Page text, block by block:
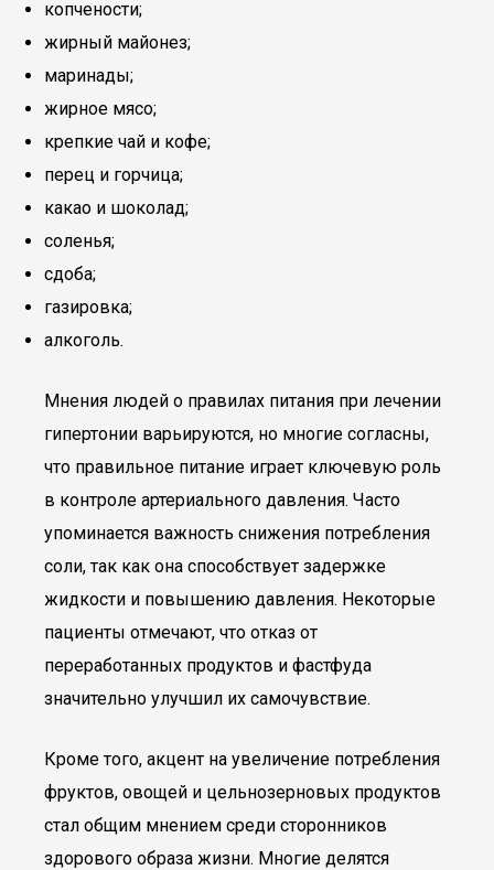
копчености;
жирный майонез;
маринады;
жирное мясо;
крепкие чай и кофе;
перец и горчица;
какао и шоколад;
соленья;
сдоба;
газировка;
алкоголь.
Мнения людей о правилах питания при лечении
гипертонии варьируются, но многие согласны,
что правильное питание играет ключевую роль
в контроле артериального давления. Часто
упоминается важность снижения потребления
соли, так как она способствует задержке
жидкости и повышению давления. Некоторые
пациенты отмечают, что отказ от
переработанных продуктов и фастфуда
значительно улучшил их самочувствие.
Кроме того, акцент на увеличение потребления
фруктов, овощей и цельнозерновых продуктов
стал общим мнением среди сторонников
здорового образа жизни. Многие делятся